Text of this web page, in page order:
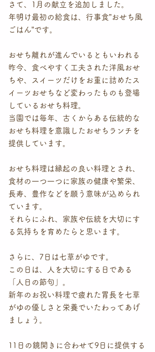
さて、1月の献立を追加しました。
年明け最初の給食は、行事食”おせち風
ごはん”です。
おせち離れが進んでいるともいわれる
昨今、食べやすく工夫された洋風おせ
ちや、スイーツだけをお重に詰めたス
イーツおせちなど変わったものも登場
しているおせち料理。
当園では毎年、古くからある伝統的な
おせち料理を意識したおせちランチを
提供しています。
おせち料理は縁起の良い料理とされ、
食材の一つ一つに家族の健康や繁栄、
長寿、豊作などを願う意味が込められ
ています。
それらにふれ、家族や伝統を大切にす
る気持ちを育めたらと思います。
さらに、7日は七草がゆです。
この日は、人を大切にする日である
「人日の節句」。
新年のお祝い料理で疲れた胃長を七草
がゆの優しさと栄養でいたわってあげ
ましょう。
11日の鏡開きに合わせて9日に提供する